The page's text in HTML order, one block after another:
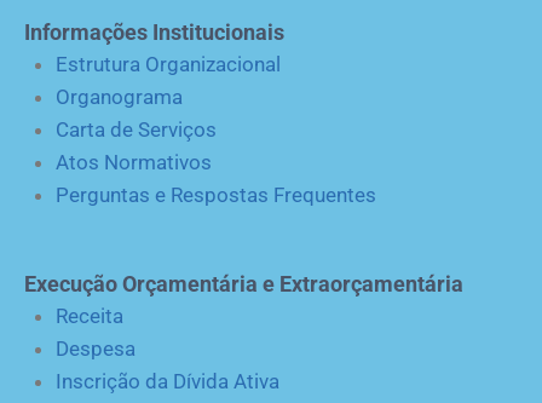
Informações Institucionais
Estrutura Organizacional
Organograma
Carta de Serviços
Atos Normativos
Perguntas e Respostas Frequentes
Execução Orçamentária e Extraorçamentária
Receita
Despesa
Inscrição da Dívida Ativa